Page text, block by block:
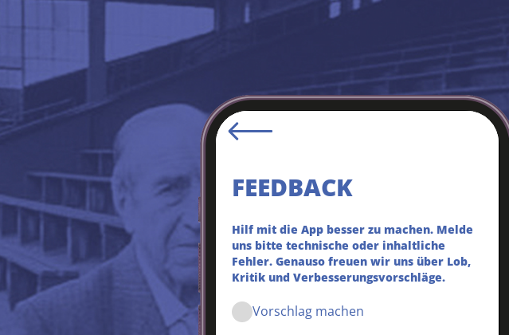
FEEDBACK
Hilf mit die App besser zu machen. Melde
uns bitte technische oder inhaltliche
Fehler. Genauso freuen wir uns über Lob,
Kritik und Verbesserungsvorschläge.
Vorschlag machen